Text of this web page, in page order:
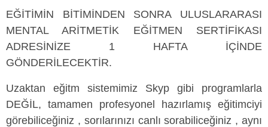
EĞİTİMİN BİTİMİNDEN SONRA ULUSLARARASI
MENTAL ARİTMETİK EĞİTMEN SERTİFİKASI
ADRESİNİZE 1 HAFTA İÇİNDE
GÖNDERİLECEKTİR.
Uzaktan eğitm sistemimiz Skyp gibi programlarla
DEĞİL, tamamen profesyonel hazırlamış eğitimciyi
görebiliceğiniz , sorılarınızı canlı sorabiliceğiniz , aynı